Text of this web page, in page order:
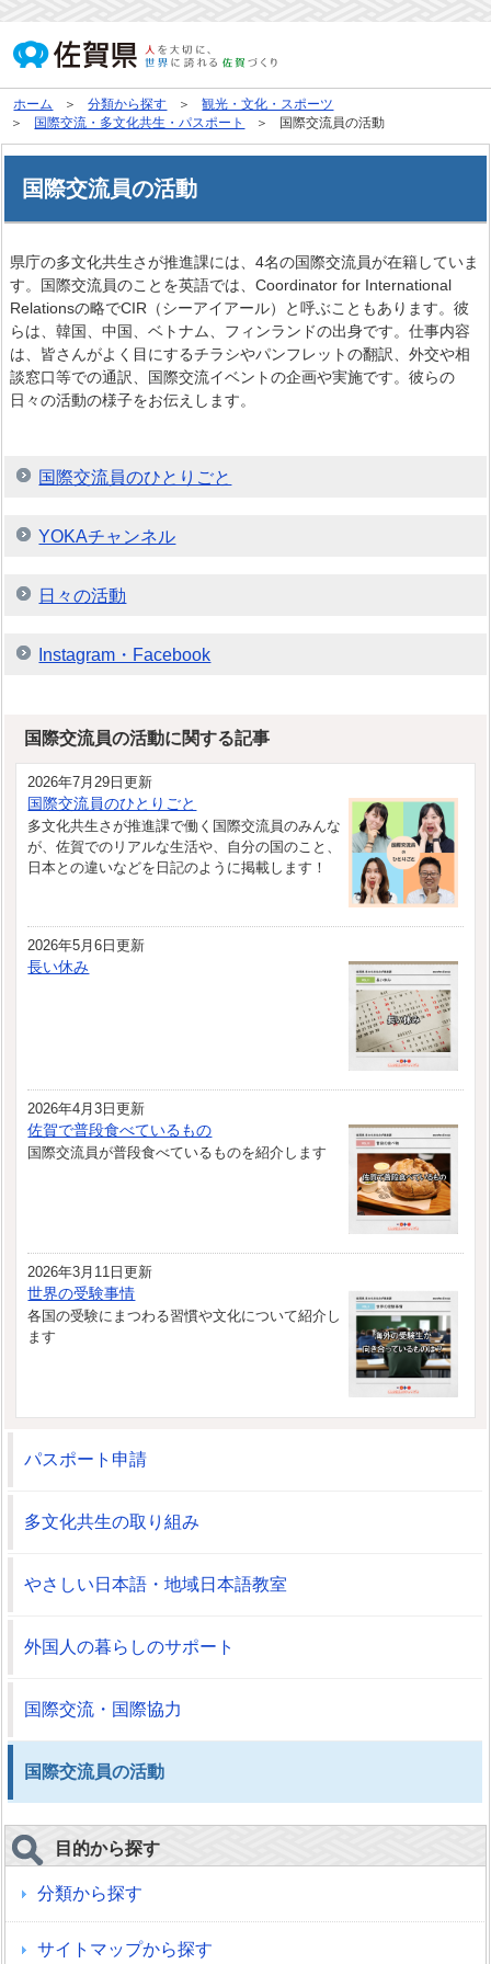
ホーム 分類から探す
観光・文化・スポーツ
国際交流・多文化共生・パスポート
国際交流員の活動
国際交流員の活動
県庁の多文化共生さが推進課には、4名の国際交流員が在籍していま
す。国際交流員のことを英語では、Coordinator for International
Relationsの略でCIR（シーアイアール）と呼ぶこともあります。彼
らは、韓国、中国、ベトナム、フィンランドの出身です。仕事内容
は、皆さんがよく目にするチラシやパンフレットの翻訳、外交や相
談窓口等での通訳、国際交流イベントの企画や実施です。彼らの
日々の活動の様子をお伝えします。
国際交流員のひとりごと
YOKAチャンネル
日々の活動
Instagram・Facebook
国際交流員の活動に関する記事
2026年7月29日更新
国際交流員のひとりごと
多文化共生さが推進課で働く国際交流員のみんな
が、佐賀でのリアルな生活や、自分の国のこと、
日本との違いなどを日記のように掲載します！
2026年5月6日更新
長い休み
2026年4月3日更新
佐賀で普段食べているもの
国際交流員が普段食べているものを紹介します
2026年3月11日更新
世界の受験事情
各国の受験にまつわる習慣や文化について紹介し
ます
パスポート申請
多文化共生の取り組み
やさしい日本語・地域日本語教室
外国人の暮らしのサポート
国際交流・国際協力
国際交流員の活動
目的から探す
分類から探す
サイトマップから探す